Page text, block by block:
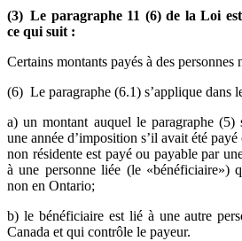
(3) Le paragraphe 11 (6) de la Loi
ce qui suit :
Certains montants payés à des personnes
(6) Le paragraphe (6.1) s’applique dans
a) un montant auquel le paragraphe (5)
une année d’imposition s’il avait été
non résidente est payé ou payable par
à une personne liée (le «bénéficiaire»)
non en Ontario;
b) le bénéficiaire est lié à une autre
Canada et qui contrôle le payeur.